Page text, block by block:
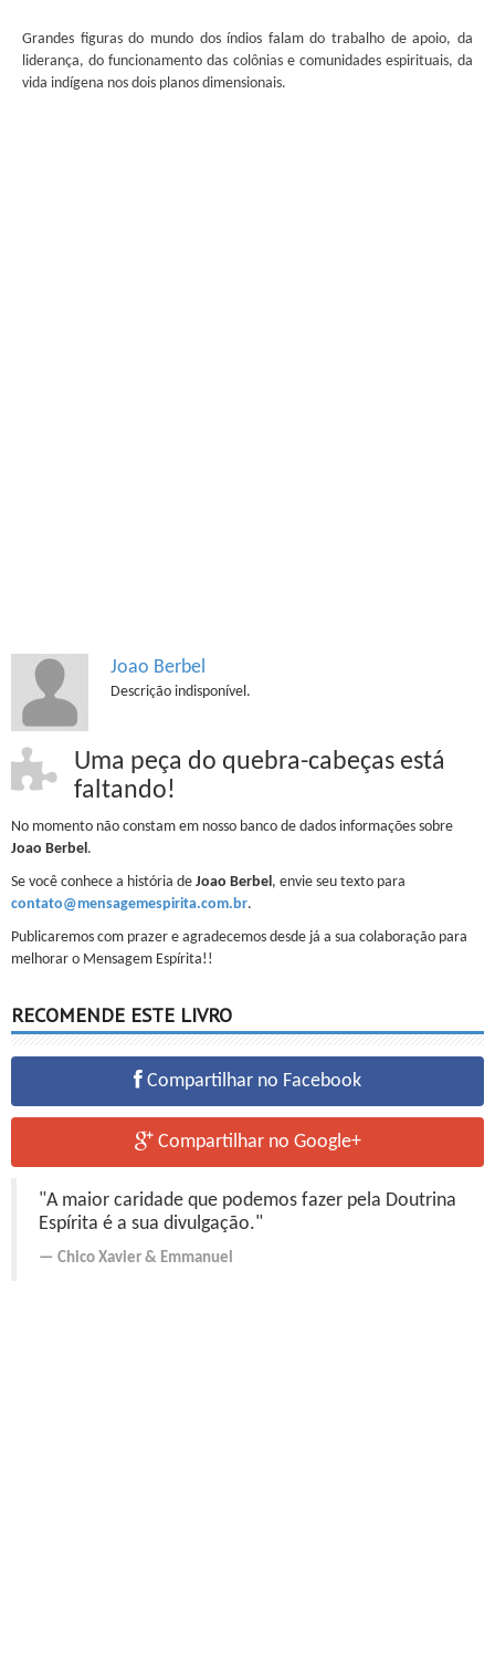
Grandes figuras do mundo dos índios falam do trabalho de apoio, da
liderança, do funcionamento das colônias e comunidades espirituais, da
vida indígena nos dois planos dimensionais.
Joao Berbel
Descrição indisponível.
Uma peça do quebra-cabeças está
faltando!
No momento não constam em nosso banco de dados informações sobre
Joao Berbel.
Se você conhece a história de Joao Berbel, envie seu texto para
contato@mensagemespirita.com.br.
Publicaremos com prazer e agradecemos desde já a sua colaboração para
melhorar o Mensagem Espírita!!
RECOMENDE ESTE LIVRO
Compartilhar no Facebook
Compartilhar no Google+
"A maior caridade que podemos fazer pela Doutrina
Espírita é a sua divulgação."
Chico Xavier & Emmanuel